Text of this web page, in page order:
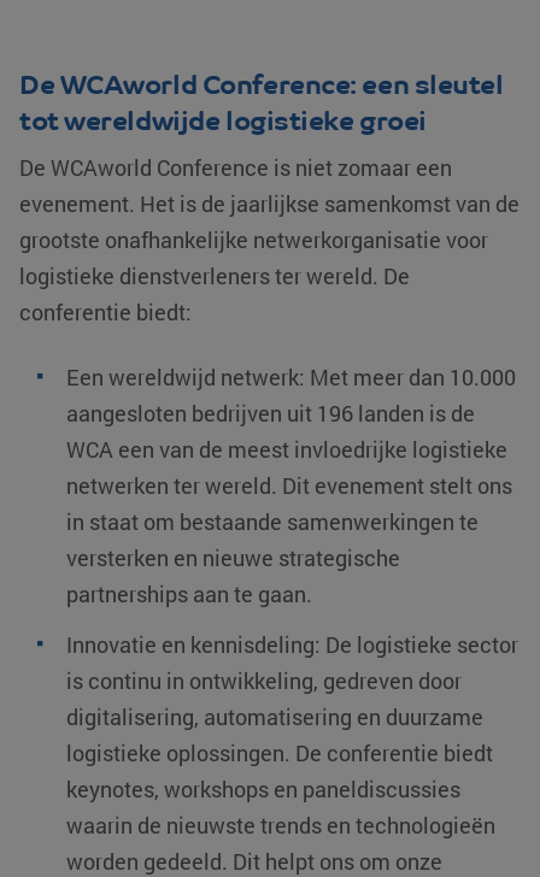
De WCAworld Conference: een sleutel
tot wereldwijde logistieke groei
De WCAworld Conference is niet zomaar een
evenement. Het is de jaarlijkse samenkomst van de
grootste onafhankelijke netwerkorganisatie voor
logistieke dienstverleners ter wereld. De
conferentie biedt:
Een wereldwijd netwerk: Met meer dan 10.000
aangesloten bedrijven uit 196 landen is de
WCA een van de meest invloedrijke logistieke
netwerken ter wereld. Dit evenement stelt ons
in staat om bestaande samenwerkingen te
versterken en nieuwe strategische
partnerships aan te gaan.
Innovatie en kennisdeling: De logistieke sector
is continu in ontwikkeling, gedreven door
digitalisering, automatisering en duurzame
logistieke oplossingen. De conferentie biedt
keynotes, workshops en paneldiscussies
waarin de nieuwste trends en technologieën
worden gedeeld. Dit helpt ons om onze